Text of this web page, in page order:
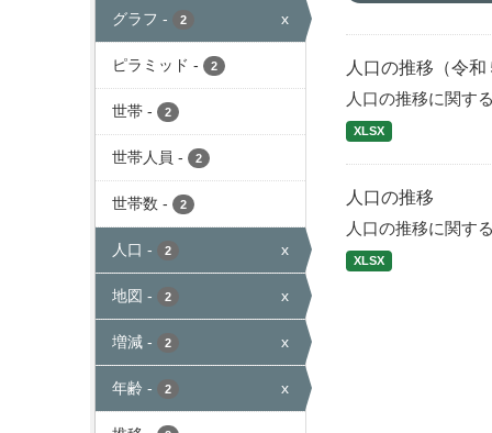
グラフ - 2 x
ピラミッド - 2
世帯 - 2
世帯人員 - 2
世帯数 - 2
人口 - 2 x
地図 - 2 x
増減 - 2 x
年齢 - 2 x
人口の推移（令和
人口の推移に関す
XLSX
人口の推移
人口の推移に関す
XLSX